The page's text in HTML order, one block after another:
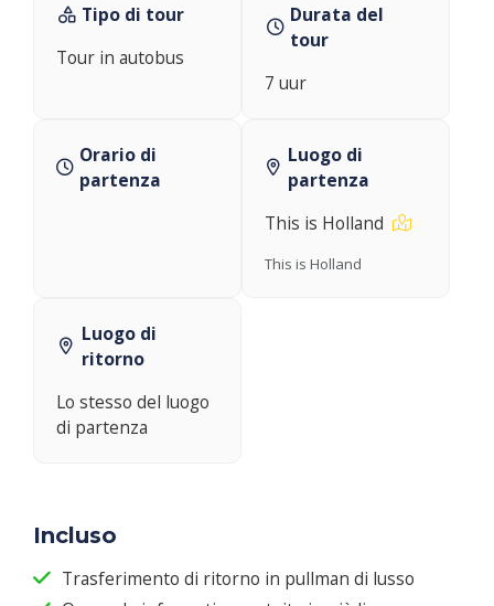
Tipo di tour
Tour in autobus
Durata del
tour
7 uur
Orario di
partenza
Luogo di
partenza
This is Holland
This is Holland
Luogo di
ritorno
Lo stesso del luogo
di partenza
Incluso
Trasferimento di ritorno in pullman di lusso